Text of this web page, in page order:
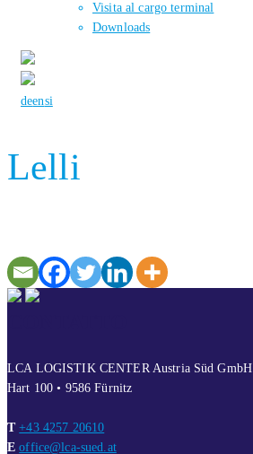
Visita al cargo terminal
Downloads
deensi
Lelli
LCA LOGISTIK CENTER Austria Süd GmbH
Hart 100 • 9586 Fürnitz
T +43 4257 20610
E office@lca-sued.at